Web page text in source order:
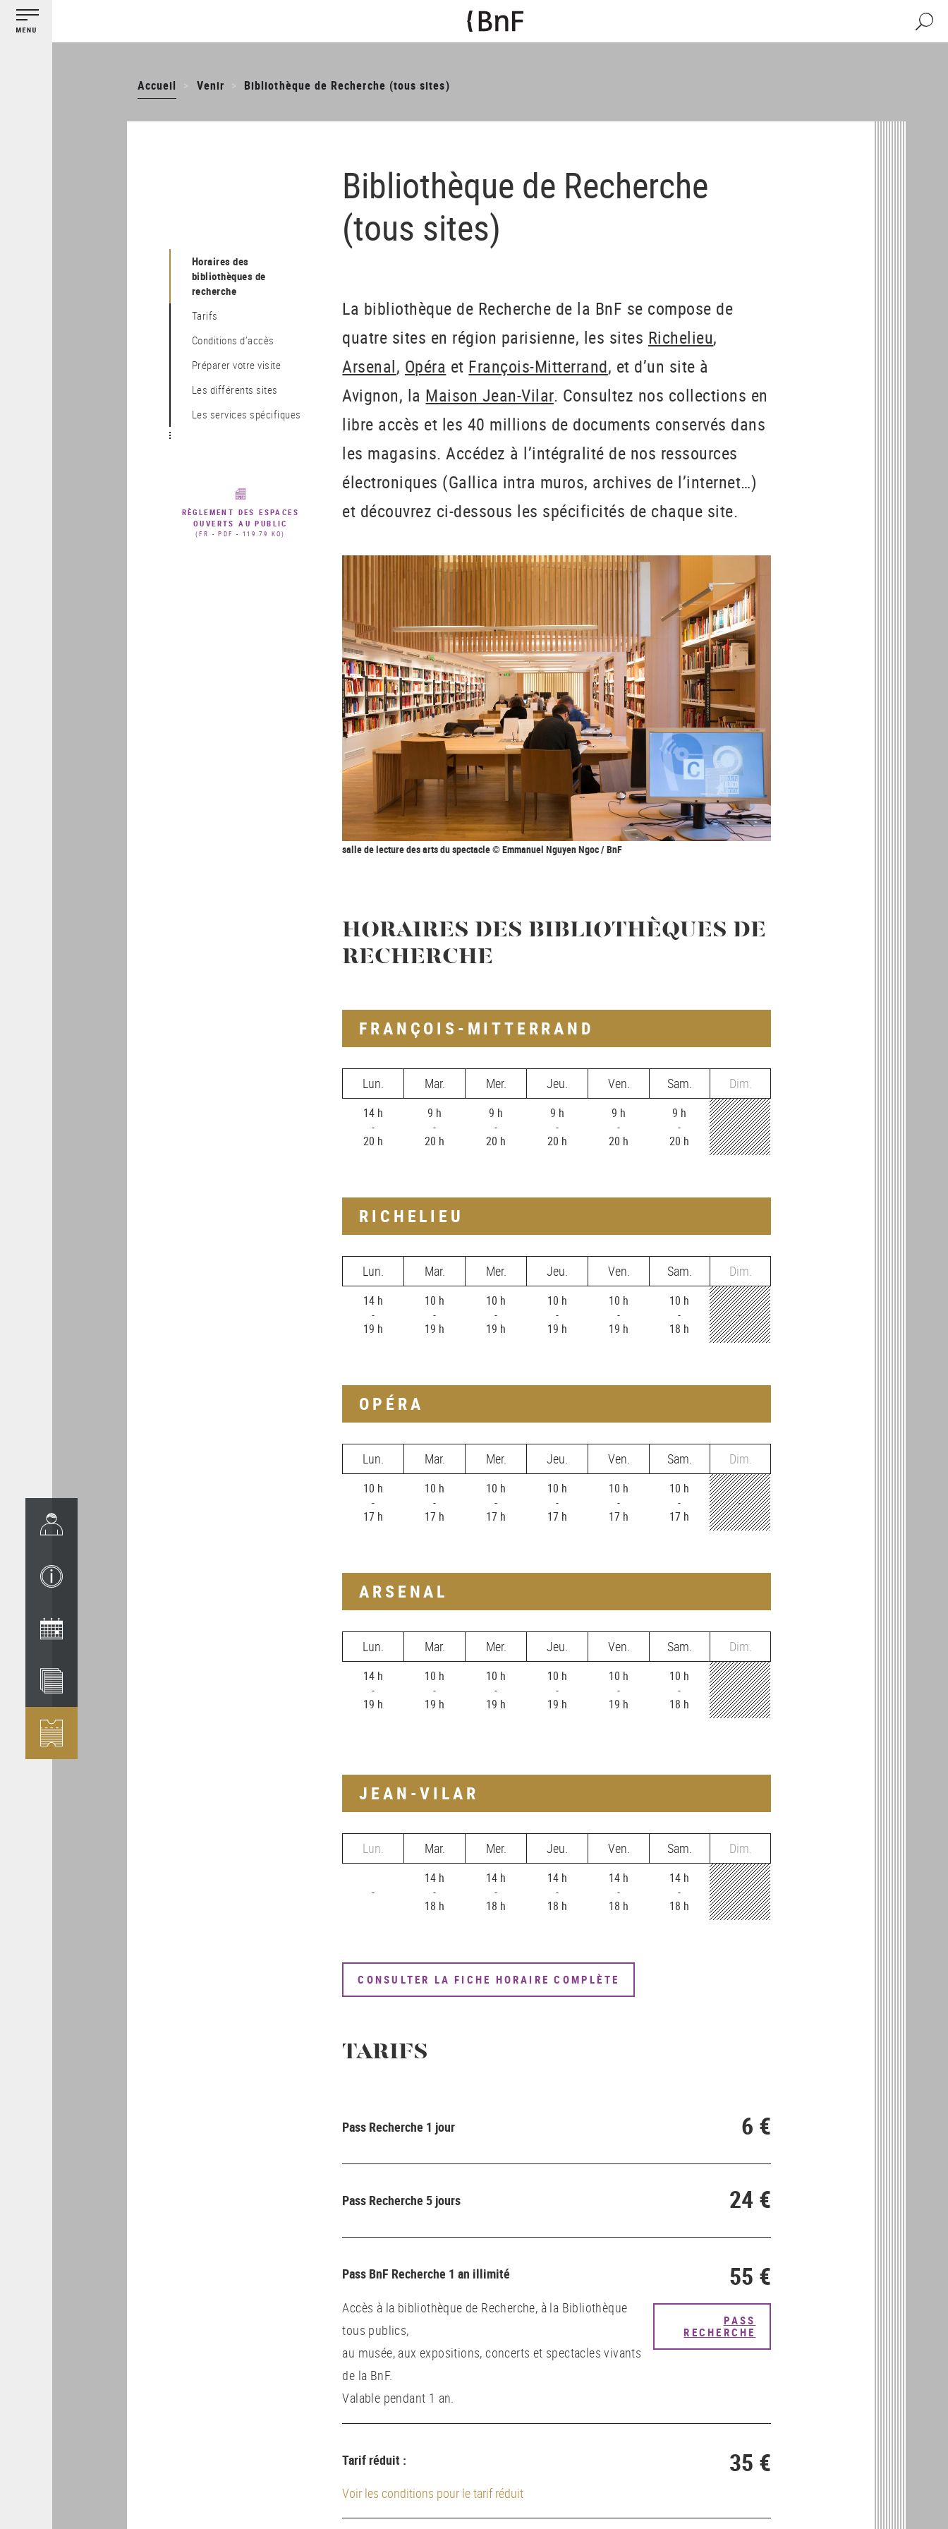
contenu
Accueil Venir Bibliothèque de Recherche (tous sites)
Horaires des
bibliothèques de
recherche
Tarifs
Conditions d’accès
Préparer votre visite
Les différents sites
Les services spécifiques
RÈGLEMENT DES ESPACES
OUVERTS AU PUBLIC
(FR - PDF - 119.79 KO)
Bibliothèque de Recherche
(tous sites)
La bibliothèque de Recherche de la BnF se compose de
quatre sites en région parisienne, les sites Richelieu,
Arsenal, Opéra et François-Mitterrand, et d’un site à
Avignon, la Maison Jean-Vilar. Consultez nos collections en
libre accès et les 40 millions de documents conservés dans
les magasins. Accédez à l’intégralité de nos ressources
électroniques (Gallica intra muros, archives de l’internet…)
et découvrez ci-dessous les spécificités de chaque site.
salle de lecture des arts du spectacle © Emmanuel Nguyen Ngoc / BnF
HORAIRES DES BIBLIOTHÈQUES DE
RECHERCHE
FRANÇOIS-MITTERRAND
Lun. Mar. Mer. Jeu. Ven. Sam. Dim.
14 h
-
20 h
9 h
-
20 h
9 h
-
20 h
9 h
-
20 h
9 h
-
20 h
9 h
-
20 h
-
RICHELIEU
Lun. Mar. Mer. Jeu. Ven. Sam. Dim.
14 h
-
19 h
10 h
-
19 h
10 h
-
19 h
10 h
-
19 h
10 h
-
19 h
10 h
-
18 h
-
OPÉRA
Lun. Mar. Mer. Jeu. Ven. Sam. Dim.
10 h
-
17 h
10 h
-
17 h
10 h
-
17 h
10 h
-
17 h
10 h
-
17 h
10 h
-
17 h
-
ARSENAL
Lun. Mar. Mer. Jeu. Ven. Sam. Dim.
14 h
-
19 h
10 h
-
19 h
10 h
-
19 h
10 h
-
19 h
10 h
-
19 h
10 h
-
18 h
-
JEAN-VILAR
Lun. Mar. Mer. Jeu. Ven. Sam. Dim.
-
14 h
-
18 h
14 h
-
18 h
14 h
-
18 h
14 h
-
18 h
14 h
-
18 h
-
CONSULTER LA FICHE HORAIRE COMPLÈTE
TARIFS
Pass Recherche 1 jour 6 €
Pass Recherche 5 jours 24 €
Pass BnF Recherche 1 an illimité
Accès à la bibliothèque de Recherche, à la Bibliothèque
tous publics,
au musée, aux expositions, concerts et spectacles vivants
de la BnF.
Valable pendant 1 an.
55 €
PASS
RECHERCHE
Tarif réduit :
Voir les conditions pour le tarif réduit
35 €
Gestion des cookies